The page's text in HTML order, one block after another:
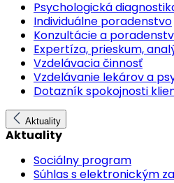
Psychologická
Individuálne poradenstvo
Konzultácie a
Expertíza, prieskum,
Vzdelávacia činnosť
Vzdelávanie lekárov a
Dotazník spokojnosti
Aktuality
Aktuality
Sociálny program
Súhlas s elektronickým